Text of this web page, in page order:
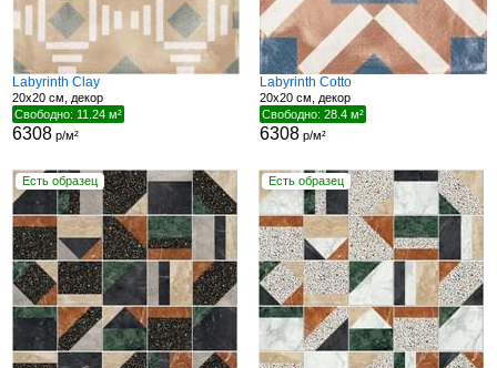
Labyrinth Clay
20x20 см, декор
Свободно: 11.24 м²
6308р/м²
Labyrinth Cotto
20x20 см, декор
Свободно: 28.4 м²
6308 р/м²
Есть образец Есть образец